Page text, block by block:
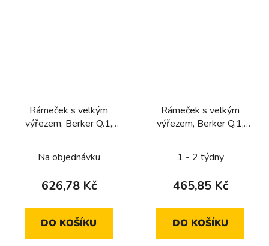
Rámeček s velkým
výřezem, Berker Q.1,
Na objednávku
626,78 Kč
DO KOŠÍKU
Rámeček s velkým
výřezem, Berker Q.1,
1 - 2 týdny
465,85 Kč
DO KOŠÍKU